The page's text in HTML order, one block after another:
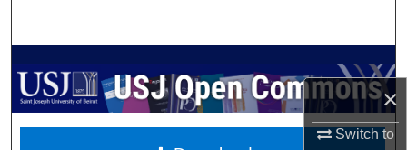
×
Switch to
My Account